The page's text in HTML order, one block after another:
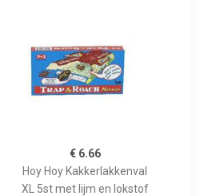
€ 6.66
Hoy Hoy Kakkerlakkenval
XL 5st met lijm en lokstof